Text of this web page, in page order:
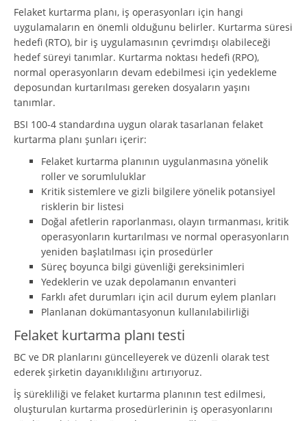
Felaket kurtarma planı, iş operasyonları için hangi
uygulamaların en önemli olduğunu belirler. Kurtarma süresi
hedefi (RTO), bir iş uygulamasının çevrimdışı olabileceği
hedef süreyi tanımlar. Kurtarma noktası hedefi (RPO),
normal operasyonların devam edebilmesi için yedekleme
deposundan kurtarılması gereken dosyaların yaşını
tanımlar.
BSI 100-4 standardına uygun olarak tasarlanan felaket
kurtarma planı şunları içerir:
Felaket kurtarma planının uygulanmasına yönelik
roller ve sorumluluklar
Kritik sistemlere ve gizli bilgilere yönelik potansiyel
risklerin bir listesi
Doğal afetlerin raporlanması, olayın tırmanması, kritik
operasyonların kurtarılması ve normal operasyonların
yeniden başlatılması için prosedürler
Süreç boyunca bilgi güvenliği gereksinimleri
Yedeklerin ve uzak depolamanın envanteri
Farklı afet durumları için acil durum eylem planları
Planlanan dokümantasyonun kullanılabilirliği
Felaket kurtarma planı testi
BC ve DR planlarını güncelleyerek ve düzenli olarak test
ederek şirketin dayanıklılığını artırıyoruz.
İş sürekliliği ve felaket kurtarma planının test edilmesi,
oluşturulan kurtarma prosedürlerinin iş operasyonlarını